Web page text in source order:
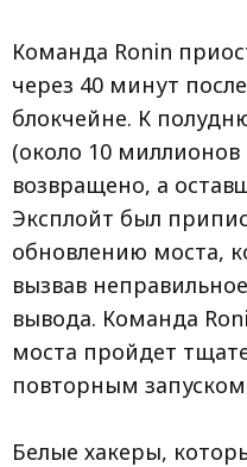
Команда Ronin
через 40 минут
блокчейне. К
(около 10
возвращено, а
Эксплойт был
обновлению моста,
вызвав
вывода. Команда
моста пройдет
повторным
Белые хакеры,